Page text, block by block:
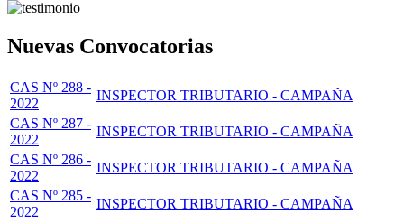
Nuevas Convocatorias
CAS Nº 288 -
2022
INSPECTOR TRIBUTARIO - CAMPAÑA
CAS Nº 287 -
2022
INSPECTOR TRIBUTARIO - CAMPAÑA
CAS Nº 286 -
2022
INSPECTOR TRIBUTARIO - CAMPAÑA
CAS Nº 285 -
2022
INSPECTOR TRIBUTARIO - CAMPAÑA